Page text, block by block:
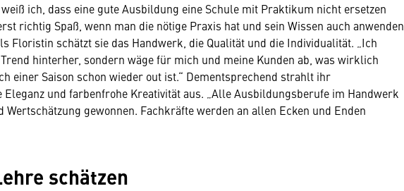
weiß ich, dass eine gute Ausbildung eine Schule mit Praktikum nicht ersetzen
richtig Spaß, wenn man die nötige Praxis hat und sein Wissen auch anwenden
Floristin schätzt sie das Handwerk, die Qualität und die Individualität. „Ich
hinterher, sondern wäge für mich und meine Kunden ab, was wirklich
einer Saison schon wieder out ist.“ Dementsprechend strahlt ihr
Eleganz und farbenfrohe Kreativität aus. „Alle Ausbildungsberufe im Handwerk
Wertschätzung gewonnen. Fachkräfte werden an allen Ecken und Enden
schätzen